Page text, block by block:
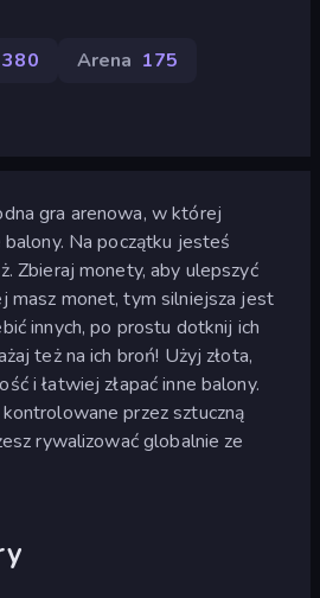
380 Arena 175
gra arenowa, w której
Na początku jesteś
Zbieraj monety, aby ulepszyć
masz monet, tym silniejsza jest
innych, po prostu dotknij ich
też na ich broń! Użyj złota,
i łatwiej złapać inne balony.
przez sztuczną
rywalizować globalnie ze